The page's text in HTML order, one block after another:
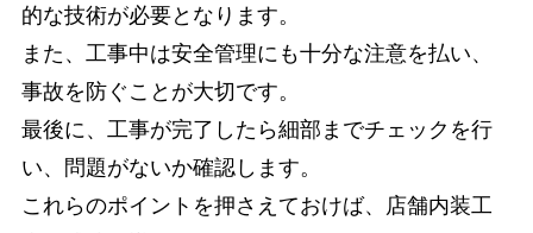
的な技術が必要となります。
また、工事中は安全管理にも十分な注意を払い、
事故を防ぐことが大切です。
最後に、工事が完了したら細部までチェックを行
い、問題がないか確認します。
これらのポイントを押さえておけば、店舗内装工